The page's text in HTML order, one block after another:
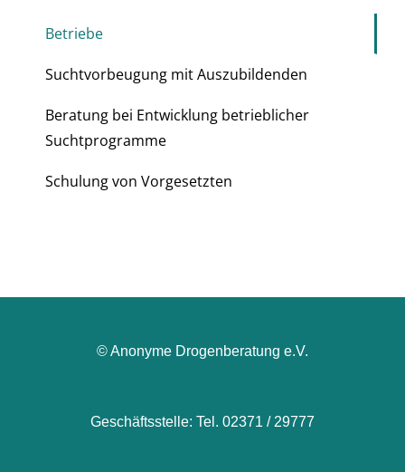
Betriebe
Suchtvorbeugung mit Auszubildenden
Beratung bei Entwicklung betrieblicher
Suchtprogramme
Schulung von Vorgesetzten
© Anonyme Drogenberatung e.V.
Geschäftsstelle: Tel. 02371 / 29777